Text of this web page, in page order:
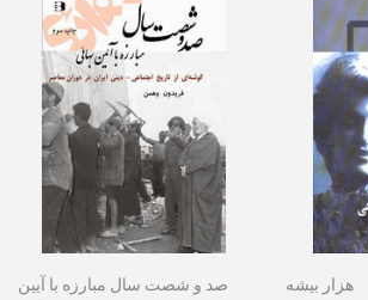
صد و شصت سال مبارزه با آیین
هزار بیشه